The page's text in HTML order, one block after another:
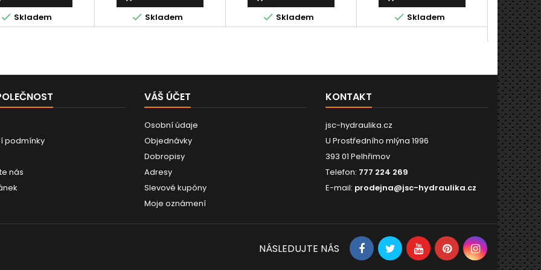
 Skladem  Skladem  Skladem  Skladem 

podmínky
nás
VÁŠ ÚČET
Osobní údaje
Objednávky
Dobropisy
Adresy
Slevové kupóny
Moje oznámení
KONTAKT
jsc-hydraulika.cz
U Prostředního mlýna 1996
393 01 Pelhřimov
Telefon: 777 224 269
E-mail: prodejna@jsc-hydraulika.cz
NÁSLEDUJTE NÁS